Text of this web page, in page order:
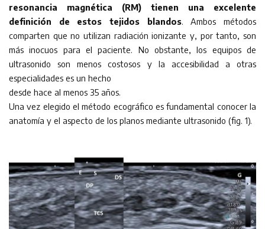
resonancia magnética (RM) tienen una excelente
definición de estos tejidos blandos. Ambos métodos
comparten que no utilizan radiación ionizante y, por tanto, son
más inocuos para el paciente. No obstante, los equipos de
ultrasonido son menos costosos y la accesibilidad a otras
especialidades es un hecho
desde hace al menos 35 años.
Una vez elegido el método ecográfico es fundamental conocer la
anatomía y el aspecto de los planos mediante ultrasonido (fig. 1).